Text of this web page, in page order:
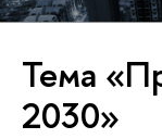
Тема
2030»